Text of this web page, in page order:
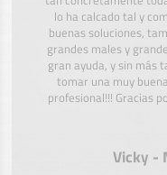
lo ha calcado tal y
buenas soluciones,
grandes males y
gran ayuda, y sin más
tomar una muy
profesional!!! Gracias
Vicky -